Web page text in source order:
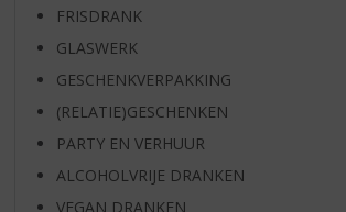
FRISDRANK
GLASWERK
GESCHENKVERPAKKING
(RELATIE)GESCHENKEN
PARTY EN VERHUUR
ALCOHOLVRIJE DRANKEN
VEGAN DRANKEN